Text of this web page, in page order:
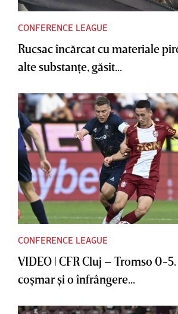
CONFERENCE LEAGUE
Rucsac încărcat cu materiale
alte substanţe, găsit...
CONFERENCE LEAGUE
VIDEO | CFR Cluj – Tromso 0-5.
coşmar şi o înfrângere...